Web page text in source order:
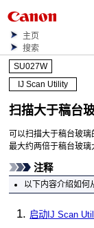
主页
搜索
SU027W
IJ Scan Utility
扫描大于稿台
可以扫描大于稿台玻璃
最大约两倍于稿台玻璃
注释
以下内容介绍如何
启动 IJ Scan